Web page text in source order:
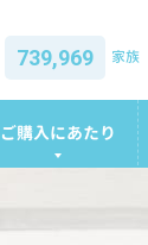
739,969 家族
ご購入にあたり